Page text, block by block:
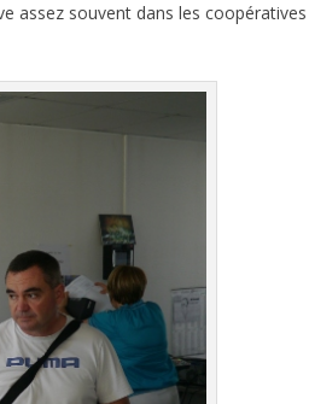
assez souvent dans les coopératives